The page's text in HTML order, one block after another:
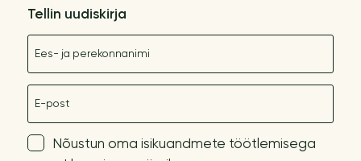
Tellin uudiskirja
Nõustun oma isikuandmete töötlemisega